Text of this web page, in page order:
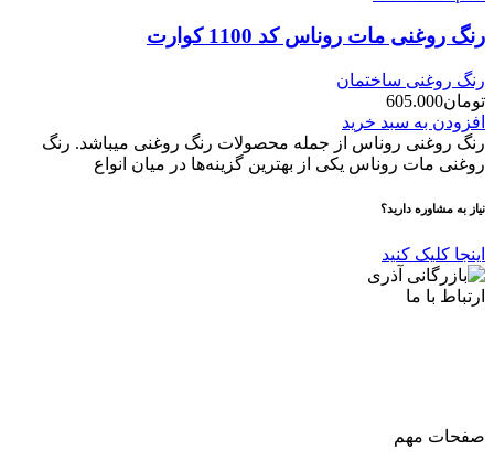
رنگ روغنی مات روناس کد 1100 کوارت
رنگ روغنی ساختمان
تومان605.000
افزودن به سبد خرید
رنگ روغنی روناس از جمله محصولات رنگ روغنی میباشد. رنگ
روغنی مات روناس یکی از بهترین گزینه‌ها در میان انواع
نیاز به مشاوره دارید؟
اینجا کلیک کنید
ارتباط با ما
صفحات مهم